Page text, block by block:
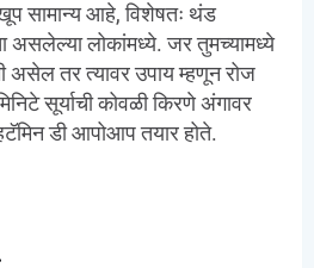
सामान्य आहे, विशेषतः थंड
असलेल्या लोकांमध्ये. जर तुमच्यामध्ये
असेल तर त्यावर उपाय म्हणून रोज
सूर्याची कोवळी किरणे अंगावर
डी आपोआप तयार होते.